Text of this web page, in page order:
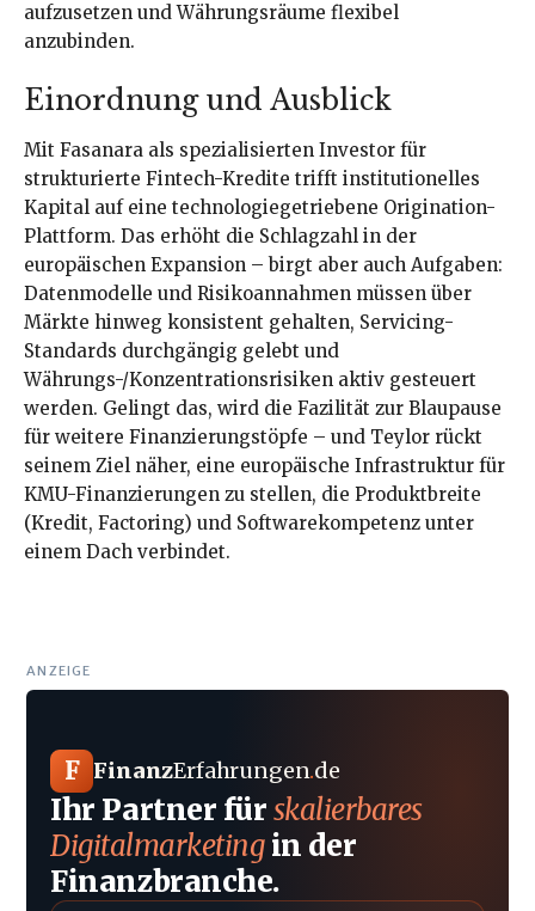
aufzusetzen und Währungsräume flexibel
anzubinden.
Einordnung und Ausblick
Mit Fasanara als spezialisierten Investor für
strukturierte Fintech-Kredite trifft institutionelles
Kapital auf eine technologiegetriebene Origination-
Plattform. Das erhöht die Schlagzahl in der
europäischen Expansion – birgt aber auch Aufgaben:
Datenmodelle und Risikoannahmen müssen über
Märkte hinweg konsistent gehalten, Servicing-
Standards durchgängig gelebt und
Währungs-/Konzentrationsrisiken aktiv gesteuert
werden. Gelingt das, wird die Fazilität zur Blaupause
für weitere Finanzierungstöpfe – und Teylor rückt
seinem Ziel näher, eine europäische Infrastruktur für
KMU-Finanzierungen zu stellen, die Produktbreite
(Kredit, Factoring) und Softwarekompetenz unter
einem Dach verbindet.
ANZEIGE
F FinanzErfahrungen.de
Ihr Partner fürskalierbares
Digitalmarketingin der
Finanzbranche.